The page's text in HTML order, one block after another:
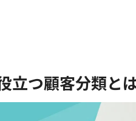
立つ顧客分類と